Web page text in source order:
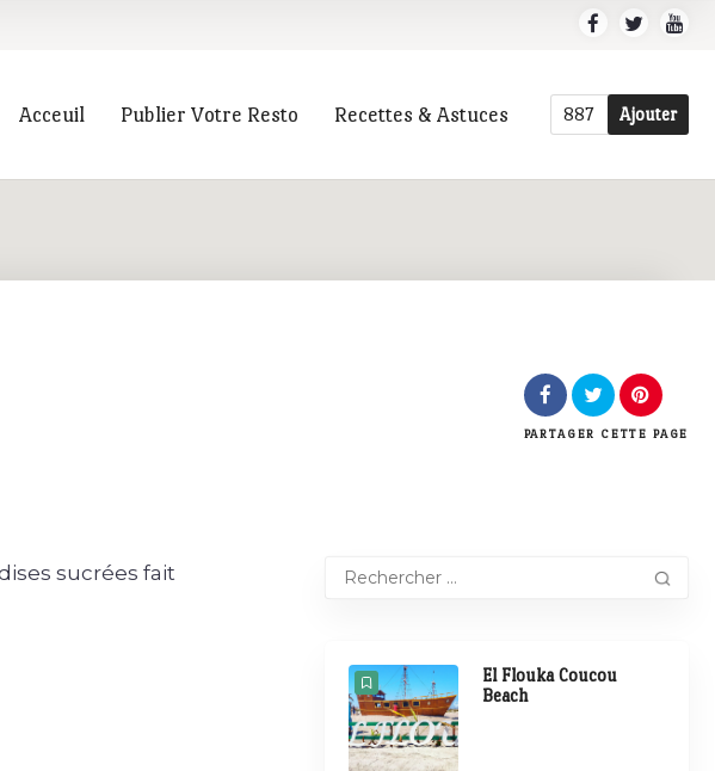
Acceuil Publier Votre Resto Recettes & Astuces 887 Ajouter
PARTAGER CETTE PAGE
sucrées fait
El Flouka Coucou
Beach